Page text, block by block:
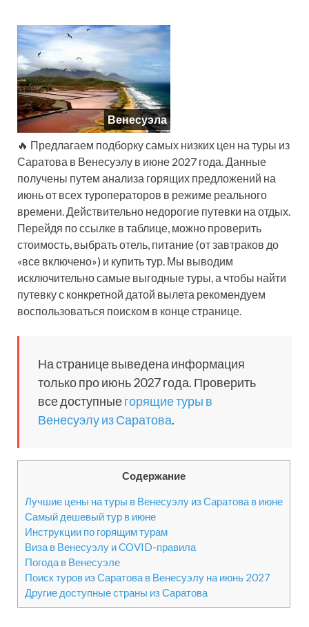
Венесуэла
🔥 Предлагаем подборку самых низких цен на туры из
Саратова в Венесуэлу в июне 2027 года. Данные
получены путем анализа горящих предложений на
июнь от всех туроператоров в режиме реального
времени. Действительно недорогие путевки на отдых.
Перейдя по ссылке в таблице, можно проверить
стоимость, выбрать отель, питание (от завтраков до
«все включено») и купить тур. Мы выводим
исключительно самые выгодные туры, а чтобы найти
путевку с конкретной датой вылета рекомендуем
воспользоваться поиском в конце странице.
На странице выведена информация
только про июнь 2027 года. Проверить
все доступныегорящие туры в
Венесуэлу из Саратова.
Содержание
Лучшие цены на туры в Венесуэлу из Саратова в июне
Самый дешевый тур в июне
Инструкции по горящим турам
Виза в Венесуэлу и COVID-правила
Погода в Венесуэле
Поиск туров из Саратова в Венесуэлу на июнь 2027
Другие доступные страны из Саратова